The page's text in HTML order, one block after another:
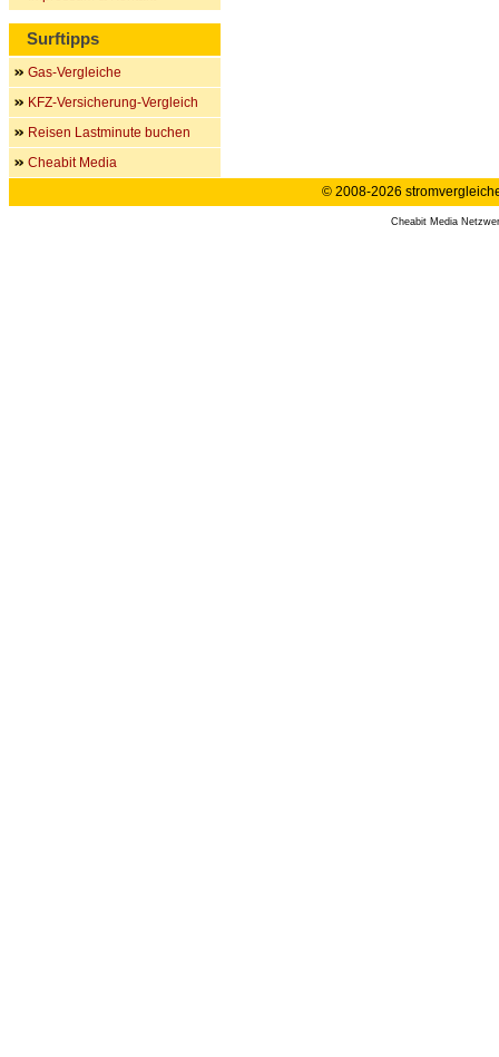
Surftipps
Gas-Vergleiche
KFZ-Versicherung-Vergleich
Reisen Lastminute buchen
Cheabit Media
© 2008-2026
Cheabit Media